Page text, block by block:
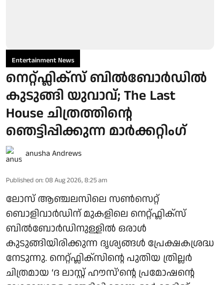
Entertainment News
നെറ്റ്ഫ്ലിക്സ് ബിൽബോർഡിൽ
കുടുങ്ങി യുവാവ്; The Last
House ചിത്രത്തിന്റെ
ഞെട്ടിപ്പിക്കുന്ന മാർക്കറ്റിം​ഗ്
anusha Andrews
Published on: 08 Aug 2026, 8:25 am
ലോസ് ആഞ്ചലസിലെ സൺസെറ്റ്
ബൊളിവാർഡിന് മുകളിലെ നെറ്റ്ഫ്ലിക്സ്
ബിൽബോർഡിനുള്ളിൽ ഒരാൾ
കുടുങ്ങിയിരിക്കുന്ന ദൃശ്യങ്ങൾ പ്രേക്ഷകശ്രദ്ധ
നേടുന്നു. നെറ്റ്ഫ്ലിക്സിന്റെ പുതിയ ത്രില്ലർ
ചിത്രമായ ‘ദ ലാസ്റ്റ് ഹൗസ്’ന്റെ പ്രമോഷന്റെ